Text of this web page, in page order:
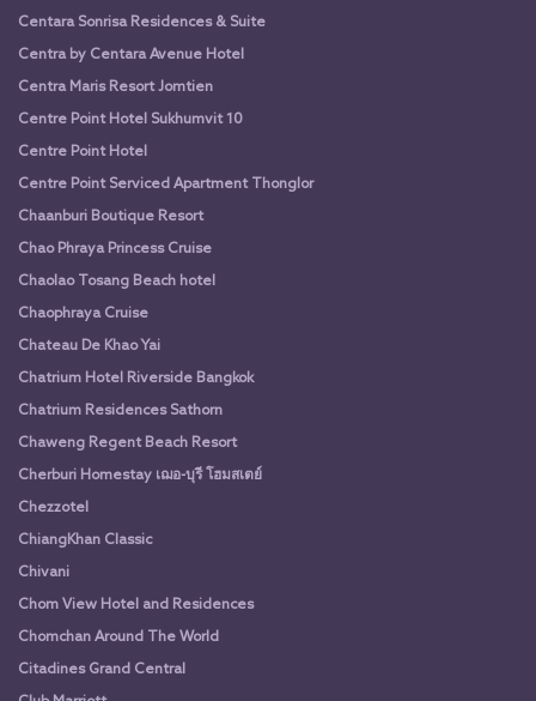
Centara Sonrisa Residences & Suite
Centra by Centara Avenue Hotel
Centra Maris Resort Jomtien
Centre Point Hotel Sukhumvit 10
Centre Point Hotel
Centre Point Serviced Apartment Thonglor
Chaanburi Boutique Resort
Chao Phraya Princess Cruise
Chaolao Tosang Beach hotel
Chaophraya Cruise
Chateau De Khao Yai
Chatrium Hotel Riverside Bangkok
Chatrium Residences Sathorn
Chaweng Regent Beach Resort
Cherburi Homestay เฌอ-บุรี โฮมสเตย์
Chezzotel
ChiangKhan Classic
Chivani
Chom View Hotel and Residences
Chomchan Around The World
Citadines Grand Central